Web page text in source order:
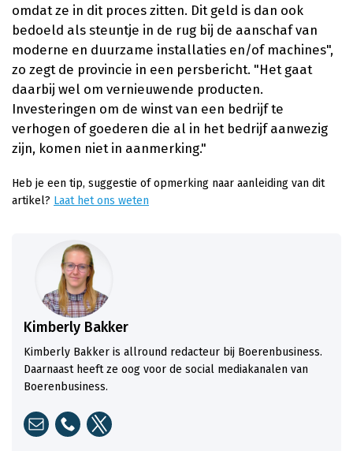
omdat ze in dit proces zitten. Dit geld is dan ook
bedoeld als steuntje in de rug bij de aanschaf van
moderne en duurzame installaties en/of machines",
zo zegt de provincie in een persbericht. "Het gaat
daarbij wel om vernieuwende producten.
Investeringen om de winst van een bedrijf te
verhogen of goederen die al in het bedrijf aanwezig
zijn, komen niet in aanmerking."
Heb je een tip, suggestie of opmerking naar aanleiding van dit
artikel? Laat het ons weten
Kimberly Bakker
Kimberly Bakker is allround redacteur bij Boerenbusiness.
Daarnaast heeft ze oog voor de social mediakanalen van
Boerenbusiness.